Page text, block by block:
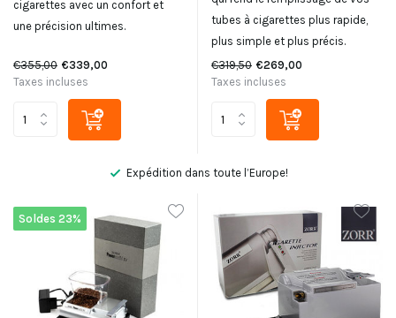
cigarettes avec un confort et
une précision ultimes.
€355,00 €339,00
Taxes incluses
tubes à cigarettes plus rapide,
plus simple et plus précis.
€319,50 €269,00
Taxes incluses
Pas satisfait, remboursement
Soldes 23%